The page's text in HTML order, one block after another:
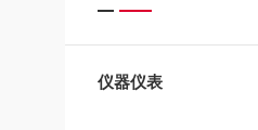
仪器仪表